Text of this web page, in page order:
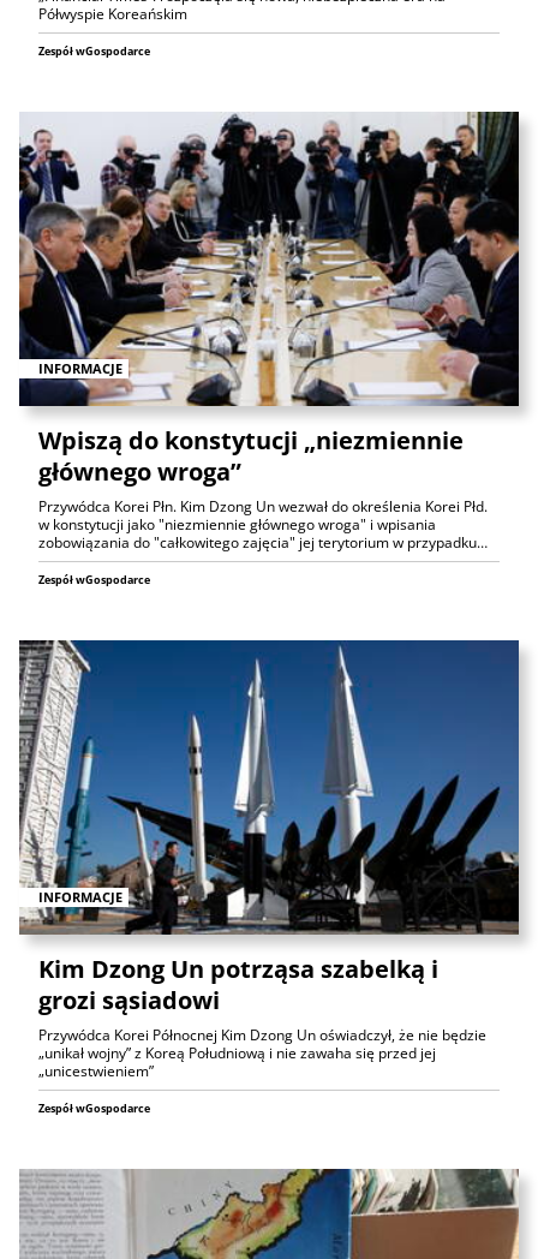
Półwyspie Koreańskim
Zespół wGospodarce
INFORMACJE
Wpiszą do konstytucji „niezmiennie
głównego wroga”
Przywódca Korei Płn. Kim Dzong Un wezwał do określenia Korei Płd.
w konstytucji jako "niezmiennie głównego wroga" i wpisania
zobowiązania do "całkowitego zajęcia" jej terytorium w przypadku…
Zespół wGospodarce
INFORMACJE
Kim Dzong Un potrząsa szabelką i
grozi sąsiadowi
Przywódca Korei Północnej Kim Dzong Un oświadczył, że nie będzie
„unikał wojny” z Koreą Południową i nie zawaha się przed jej
„unicestwieniem”
Zespół wGospodarce